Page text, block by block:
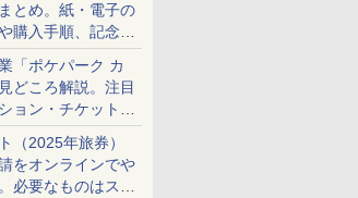
とめ。紙・電子の
購入手順、記念チ
説
「ポケパーク カ
どころ解説。注目
ョン・チケット手
に必要な準備は？
（2025年旅券）
をオンラインでや
必要なものはスマ